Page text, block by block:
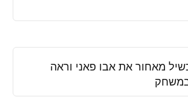
מאחור את אבו פאני וראה
במשחק